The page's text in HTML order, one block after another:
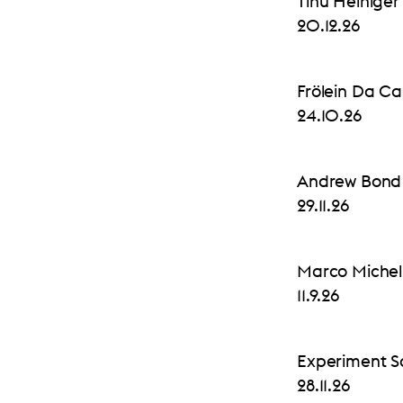
20.12.26
Frölein Da
24.10.26
Andrew Bond
29.11.26
Marco Michel
11.9.26
Experiment
28.11.26